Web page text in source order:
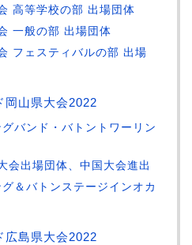
高等学校の部 出場団体
一般の部 出場団体
フェスティバルの部 出場
岡山県大会2022
バンド・バトントワーリン
会出場団体、中国大会進出
＆バトンステージインオカ
広島県大会2022